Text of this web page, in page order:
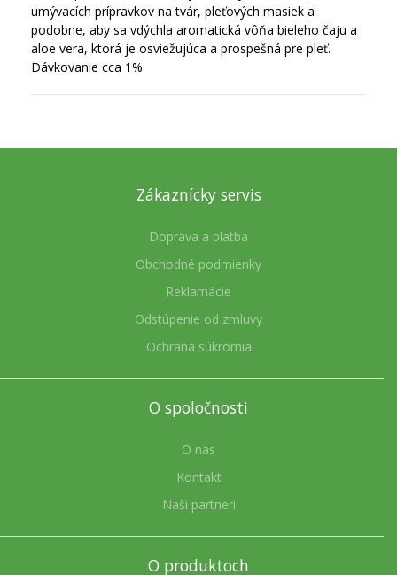
umývacích prípravkov na tvár, pleťových masiek a
podobne, aby sa vdýchla aromatická vôňa bieleho čaju a
aloe vera, ktorá je osviežujúca a prospešná pre pleť.
Dávkovanie cca 1%
Zákaznícky servis
Doprava a platba
Obchodné podmienky
Reklamácie
Odstúpenie od zmluvy
Ochrana súkromia
O spoločnosti
O nás
Kontakt
Naši partneri
O produktoch